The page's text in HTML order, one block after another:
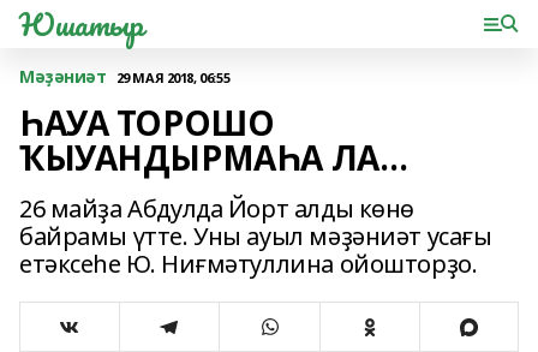
Юшатыр
Мәҙәниәт 29 МАЯ 2018, 06:55
ҺАУА ТОРОШО
ҠЫУАНДЫРМАҺА ЛА…
26 майҙа Абдулда Йорт алды көнө
байрамы үтте. Уны ауыл мәҙәниәт усағы
етәксеһе Ю. Ниғмәтуллина ойошторҙо.